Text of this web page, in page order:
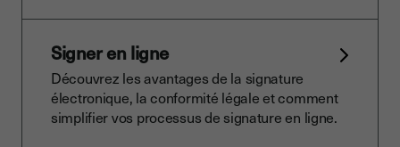
Signer en ligne
Découvrez les avantages de la signature
électronique, la conformité légale et comment
simplifier vos processus de signature en ligne.